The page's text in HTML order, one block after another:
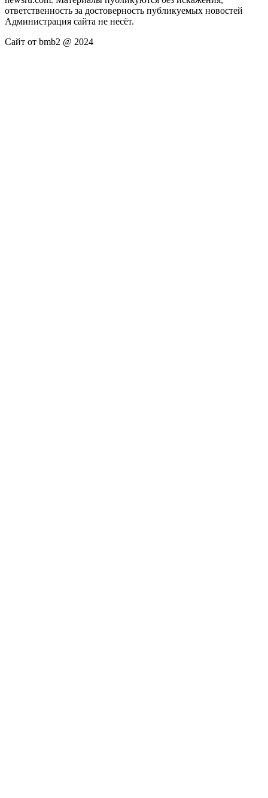
ответственность за достоверность публикуемых новостей
Администрация сайта не несёт.
Сайт от bmb2 @ 2024